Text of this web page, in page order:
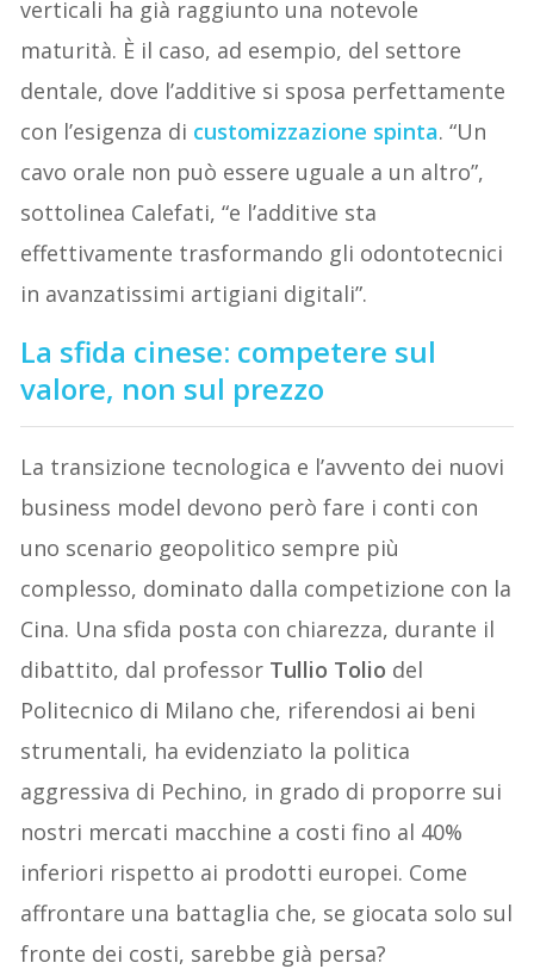
verticali ha già raggiunto una notevole
maturità. È il caso, ad esempio, del settore
dentale, dove l’additive si sposa perfettamente
con l’esigenza di customizzazione spinta. “Un
cavo orale non può essere uguale a un altro”,
sottolinea Calefati, “e l’additive sta
effettivamente trasformando gli odontotecnici
in avanzatissimi artigiani digitali”.
La sfida cinese: competere sul
valore, non sul prezzo
La transizione tecnologica e l’avvento dei nuovi
business model devono però fare i conti con
uno scenario geopolitico sempre più
complesso, dominato dalla competizione con la
Cina. Una sfida posta con chiarezza, durante il
dibattito, dal professor Tullio Tolio del
Politecnico di Milano che, riferendosi ai beni
strumentali, ha evidenziato la politica
aggressiva di Pechino, in grado di proporre sui
nostri mercati macchine a costi fino al 40%
inferiori rispetto ai prodotti europei. Come
affrontare una battaglia che, se giocata solo sul
fronte dei costi, sarebbe già persa?